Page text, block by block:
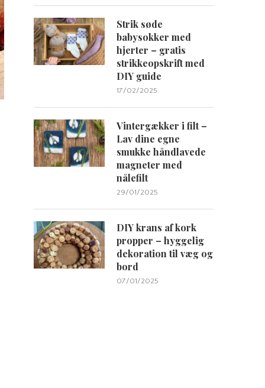
Strik søde
babysokker med
hjerter – gratis
strikkeopskrift med
DIY guide
17/02/2025
Vintergækker i filt –
Lav dine egne
smukke håndlavede
magneter med
nålefilt
29/01/2025
DIY krans af kork
propper – hyggelig
dekoration til væg og
bord
07/01/2025